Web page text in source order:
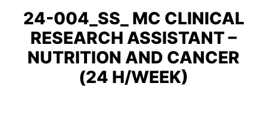
24-004_SS_ MC CLINICAL
RESEARCH ASSISTANT –
NUTRITION AND CANCER
(24 H/WEEK)